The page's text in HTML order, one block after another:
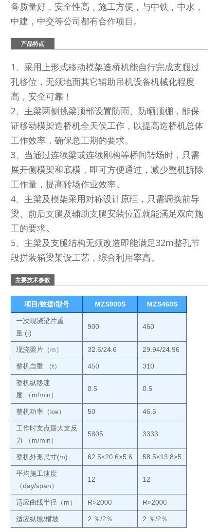
备质量好，安全性高，施工方便，与中铁，中水，
中建，中交等公司都有合作项目。
产品特点
1、采用上形式移动模架造桥机能自行完成支腿过
孔移位，无须地面其它辅助吊机设备机械化程度
高，安全可靠！
2、主梁两侧挑梁顶部设置防雨、防晒顶棚，能保
证移动模架造桥机全天侯工作，以提高造桥机总体
工作效率，确保总工期的要求。
3、当通过连续梁或连续刚构等桥间转场时，只需
展开侧模架和底模，即可方便通过，减少整机拆除
工作量，提高转场作业效率。
4、主梁及模架采用对称设计原理，只需调换前导
梁、前后支腿及辅助支腿安装位置就能满足双向施
工的要求。
5、主梁及支腿结构无须改造即能满足32m整孔节
段拼装箱梁架设工艺，综合利用率高。
主要技术参数
项目/数据/型号 MZS900S MZS460S
一次现浇梁片重
量 (t)
900 460
现浇梁片（m） 32.6/24.6 29.94/24.96
整机自重 （t） 450 310
整机纵移速
度 （m/min）
0.5 0.5
整机功率（kw） 50 46.5
工作时支点最大支反
力 （m/min）
5805 3333
整机外形尺寸(m) 62.5×20.6×5.6 58.5×13.8×5
平均施工速度
（day/span）
12 12
适应曲线半径（m） R>2000 R>2000
适应纵坡/横坡 2 ％/2％ 2 ％/2％